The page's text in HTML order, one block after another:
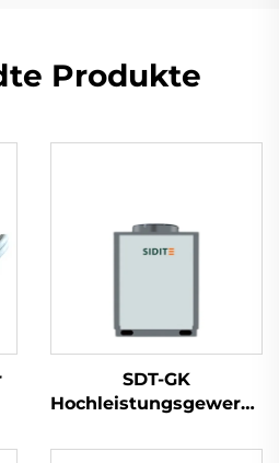
Produkte
SDT-GK
Hochleistungsgewerbe
Kühlung 8.4-215KW